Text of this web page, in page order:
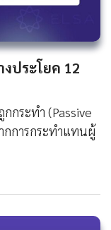
งประโยค 12
กระทำ (Passive
การกระทำแทนผู้